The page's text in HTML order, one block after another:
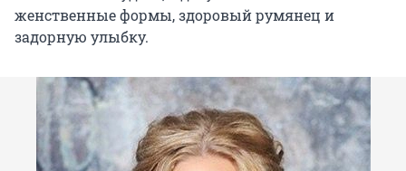
женственные формы, здоровый румянец и
задорную улыбку.